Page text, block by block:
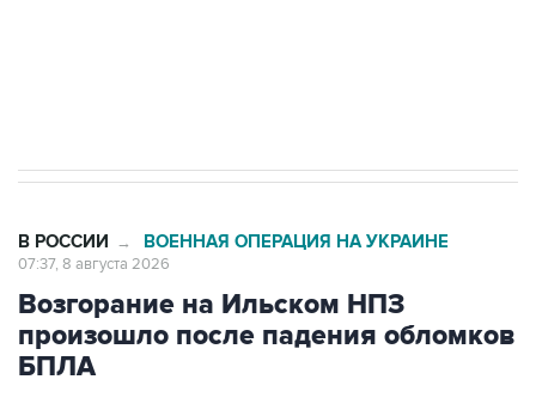
В РОССИИ → ВОЕННАЯ ОПЕРАЦИЯ НА УКРАИНЕ
07:37, 8 августа 2026
Возгорание на Ильском НПЗ
произошло после падения обломков
БПЛА